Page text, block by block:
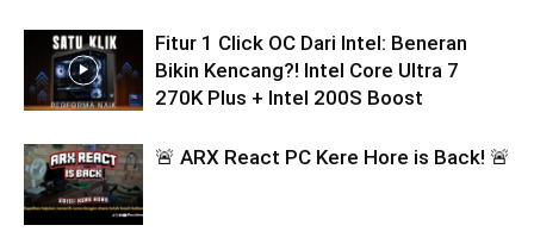
Fitur 1 Click OC Dari Intel: Beneran
Bikin Kencang?! Intel Core Ultra 7
270K Plus + Intel 200S Boost
🚨 ARX React PC Kere Hore is Back! 🚨